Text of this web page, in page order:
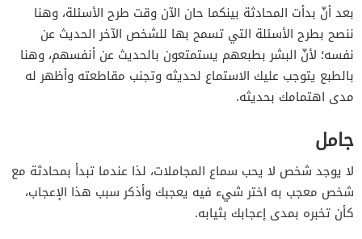
بعد أنّ بدأت المحادثة بينكما حان الآن وقت طرح الأسئلة، وهنا
ننصح بطرح الأسئلة التي تسمح بها للشخص الآخر الحديث عن
نفسه؛ لأنّ البشر بطبعهم يستمتعون بالحديث عن أنفسهم، وهنا
بالطبع يتوجب عليك الاستماع لحديثه وتجنب مقاطعته وأظهر له
مدى اهتمامك بحديثه.
جامل
لا يوجد شخص لا يحب سماع المجاملات، لذا عندما تبدأ بمحادثة مع
شخص معجب به اختر شيء فيه يعجبك وأذكر سبب هذا الإعجاب،
كأن تخبره بمدى إعجابك بثيابه.